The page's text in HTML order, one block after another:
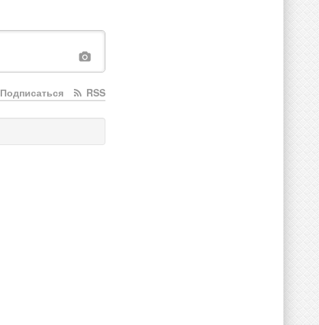
RSS
Подписаться